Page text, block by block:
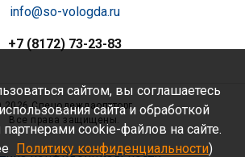
info@so-vologda.ru
+7 (8172) 73-23-83
2026 Спецодеждаоптторг.
Все права защищены.
сайтом, вы соглашаетесь
сайта и обработкой
cookie-файлов на сайте.
Политику конфиденциальности)